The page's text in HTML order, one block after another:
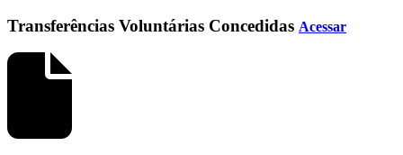
Transferências Voluntárias Concedidas Acessar